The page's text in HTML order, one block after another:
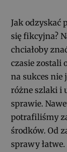
Jak odzyskać
się fikcyjna?
chciałoby
czasie zostali
na sukces nie
różne szlaki i
sprawie.
potrafiliśmy
środków. Od
sprawy łatwe.